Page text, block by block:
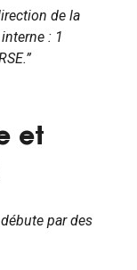
de la
: 1
et
par des